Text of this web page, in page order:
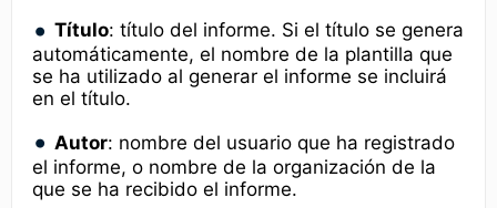
Título: título del informe. Si el título se genera
automáticamente, el nombre de la plantilla que
se ha utilizado al generar el informe se incluirá
en el título.
Autor: nombre del usuario que ha registrado
el informe, o nombre de la organización de la
que se ha recibido el informe.